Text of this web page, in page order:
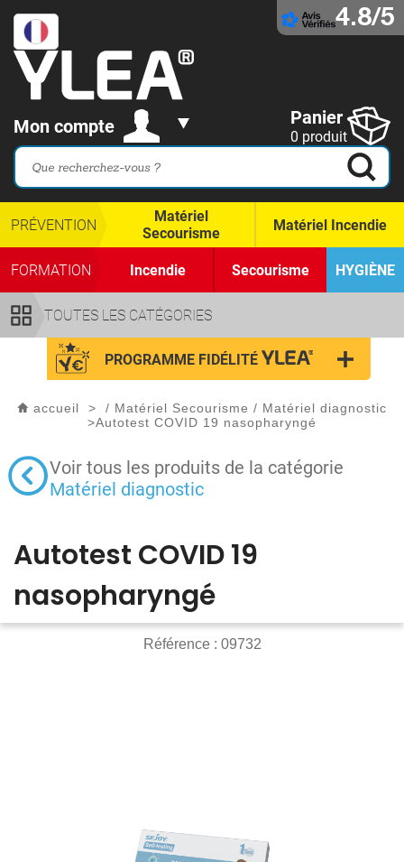
4.8/5
Mon compte Panier
0 produit
TOUTES LES CATÉGORIES
PRÉVENTION
Matériel
Secourisme
Matériel Incendie
FORMATION Incendie Secourisme HYGIÈNE
PROGRAMME FIDÉLITÉ
accueil > / Matériel Secourisme / Matériel diagnostic
>Autotest COVID 19 nasopharyngé
Voir tous les produits de la catégorie
Matériel diagnostic
Autotest COVID 19
nasopharyngé
Référence : 09732